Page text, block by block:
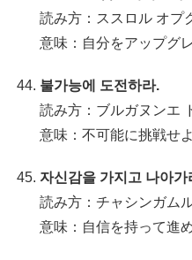
読み方：ススロル オプ
意味：自分をアップグ
불가능에 도전하라.
読み方：ブルガヌンエ
意味：不可能に挑戦せよ
자신감을 가지고 나아가
読み方：チャシンガム
意味：自信を持って進